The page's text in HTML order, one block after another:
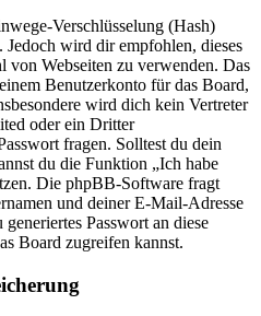
Verschlüsselung (Hash)
Jedoch wird dir empfohlen, dieses
von Webseiten zu verwenden. Das
Benutzerkonto für das Board,
wird dich kein Vertreter
oder ein Dritter
fragen. Solltest du dein
du die Funktion „Ich habe
Die phpBB-Software fragt
und deiner E-Mail-Adresse
Passwort an diese
Board zugreifen kannst.